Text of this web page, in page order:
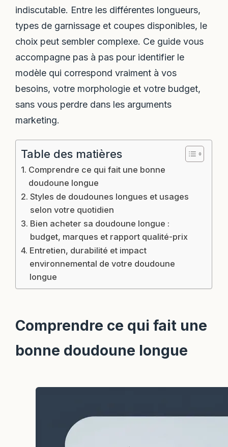
indiscutable. Entre les différentes longueurs,
types de garnissage et coupes disponibles, le
choix peut sembler complexe. Ce guide vous
accompagne pas à pas pour identifier le
modèle qui correspond vraiment à vos
besoins, votre morphologie et votre budget,
sans vous perdre dans les arguments
marketing.
Table des matières
Comprendre ce qui fait une bonne
doudoune longue
Styles de doudounes longues et usages
selon votre quotidien
Bien acheter sa doudoune longue :
budget, marques et rapport qualité-prix
Entretien, durabilité et impact
environnemental de votre doudoune
longue
Comprendre ce qui fait une
bonne doudoune longue